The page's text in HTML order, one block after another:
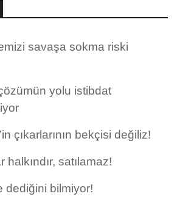
savaşa sokma riski
yolu istibdat
çıkarlarının bekçisi değiliz!
satılamaz!
dediğini bilmiyor!